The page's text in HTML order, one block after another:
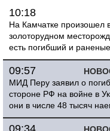
10:18
На Камчатке произошел
золоторудном
есть погибший и раненые
09:57
МИД Перу заявил о
стороне РФ на войне в
они в числе 48 тысяч
09:34